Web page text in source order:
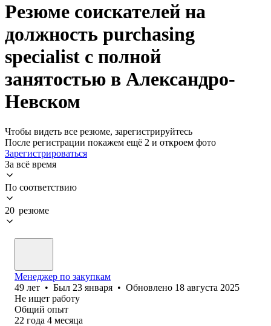
Резюме соискателей на
должность purchasing
specialist с полной
занятостью в Александро-
Невском
Чтобы видеть все резюме, зарегистрируйтесь
После регистрации покажем ещё 2 и откроем фото
Зарегистрироваться
За всё время
По соответствию
20 резюме
Менеджер по закупкам
49 лет • Был 23 января • Обновлено 18 августа 2025
Не ищет работу
Общий опыт
22 года 4 месяца